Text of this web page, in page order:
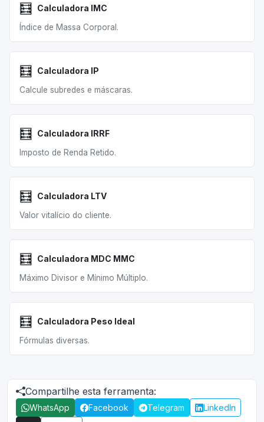
🧮 Calculadora IMC
Índice de Massa Corporal.
🧮 Calculadora IP
Calcule subredes e máscaras.
🧮 Calculadora IRRF
Imposto de Renda Retido.
🧮 Calculadora LTV
Valor vitalício do cliente.
🧮 Calculadora MDC MMC
Máximo Divisor e Mínimo Múltiplo.
🧮 Calculadora Peso Ideal
Fórmulas diversas.
Compartilhe esta ferramenta:
WhatsApp Facebook Telegram
LinkedIn